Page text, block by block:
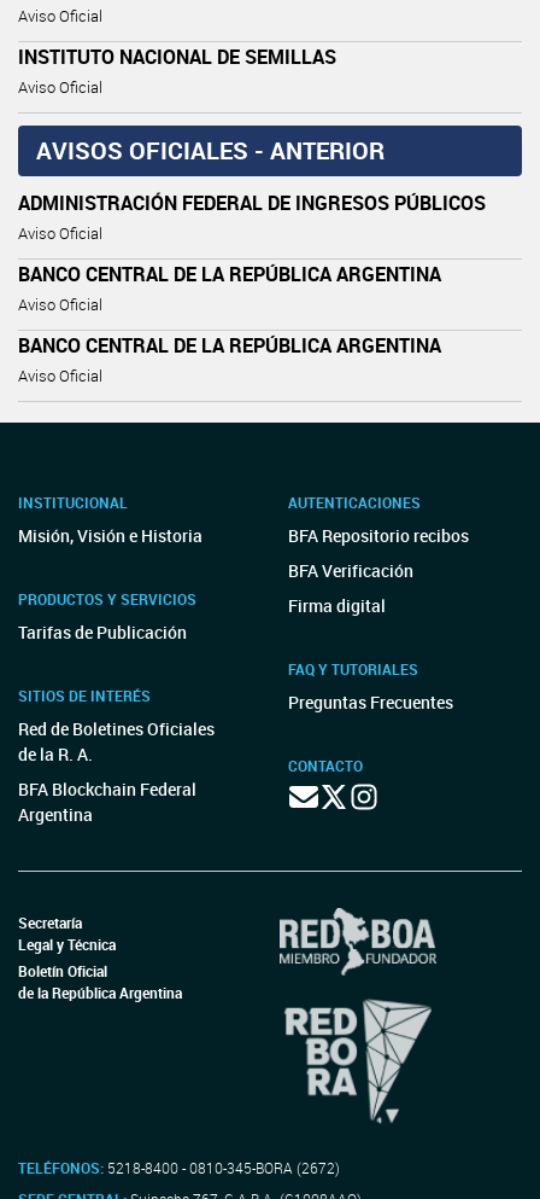
Aviso Oficial
INSTITUTO NACIONAL DE SEMILLAS
Aviso Oficial
AVISOS OFICIALES - ANTERIOR
ADMINISTRACIÓN FEDERAL DE INGRESOS PÚBLICOS
Aviso Oficial
BANCO CENTRAL DE LA REPÚBLICA ARGENTINA
Aviso Oficial
BANCO CENTRAL DE LA REPÚBLICA ARGENTINA
Aviso Oficial
INSTITUCIONAL
Misión, Visión e Historia
PRODUCTOS Y SERVICIOS
Tarifas de Publicación
SITIOS DE INTERÉS
Red de Boletines Oficiales
de la R. A.
BFA Blockchain Federal
Argentina
AUTENTICACIONES
BFA Repositorio recibos
BFA Verificación
Firma digital
FAQ Y TUTORIALES
Preguntas Frecuentes
CONTACTO
Secretaría
Legal y Técnica
Boletín Oficial
de la República Argentina
TELÉFONOS: 5218-8400 - 0810-345-BORA (2672)